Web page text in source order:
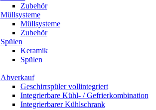
Zubehör
Müllsysteme
Müllsysteme
Zubehör
Spülen
Keramik
Spülen
Abverkauf
Geschirrspüler vollintegriert
Integrierbare Kühl- / Gefrierkombination
Integrierbarer Kühlschrank